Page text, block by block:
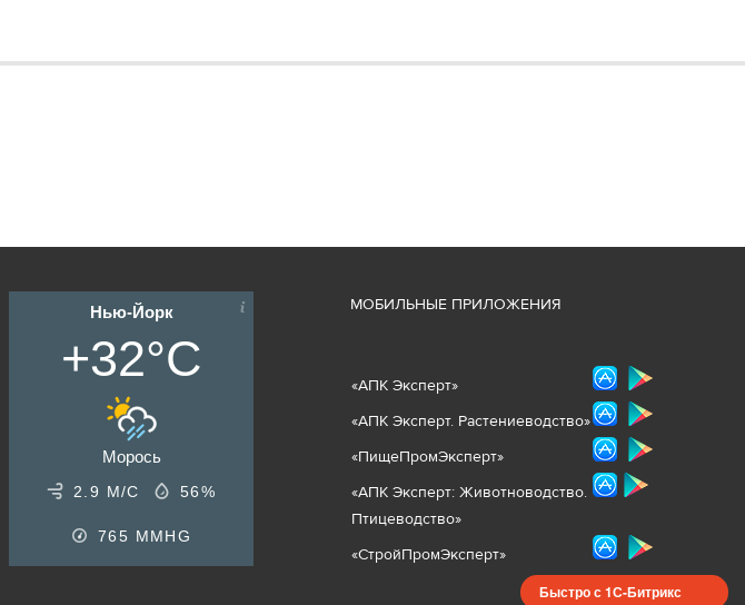
Нью-Йорк
+32°C
Морось
2.9 М/С 56%
765 MMHG
МОБИЛЬНЫЕ ПРИЛОЖЕНИЯ
«АПК Эксперт»
«АПК Эксперт. Растениеводство»
«ПищеПромЭксперт»
«АПК Эксперт: Животноводство.
Птицеводство»
«СтройПромЭксперт»
Быстро с 1С-Битрикс